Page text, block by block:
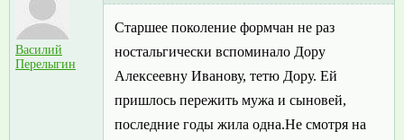
Василий
Перелыгин
Старшее поколение формчан не раз
ностальгически вспоминало Дору
Алексеевну Иванову, тетю Дору. Ей
пришлось пережить мужа и сыновей,
последние годы жила одна.Не смотря на